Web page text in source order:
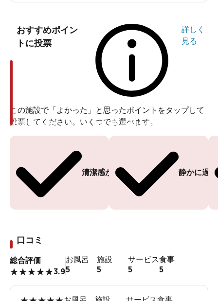
おすすめポイン
トに投票
詳しく
見る
この施設で「よかった」と思ったポイントをタップして
投票してください。いくつでも選べます。
清潔感がある
投票ありがとうございます
静かに過
投票ありがとうございます
口コミ
総合評価
★★★★★3.9
お風呂
5
施設
5
サービス
5
食事
5